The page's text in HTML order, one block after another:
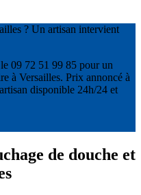
? Un artisan intervient
09 72 51 99 85 pour un
à Versailles. Prix annoncé à
disponible 24h/24 et
de douche et